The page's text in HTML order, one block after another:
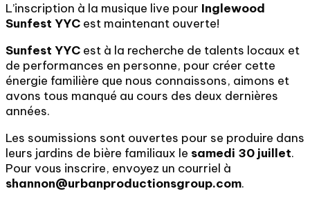
L’inscription à la musique live pour Inglewood
Sunfest YYC est maintenant ouverte!
Sunfest YYC est à la recherche de talents locaux et
de performances en personne, pour créer cette
énergie familière que nous connaissons, aimons et
avons tous manqué au cours des deux dernières
années.
Les soumissions sont ouvertes pour se produire dans
leurs jardins de bière familiaux le samedi 30 juillet.
Pour vous inscrire, envoyez un courriel à
shannon@urbanproductionsgroup.com.